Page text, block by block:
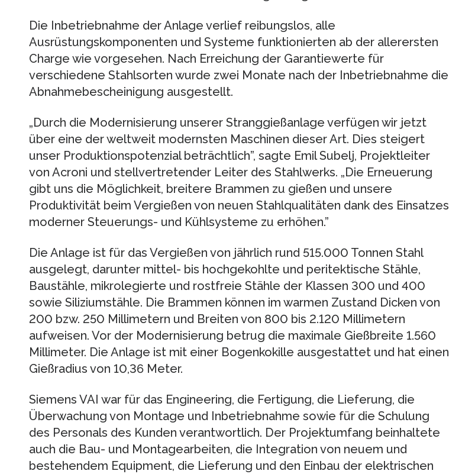
Die Inbetriebnahme der Anlage verlief reibungslos, alle
Ausrüstungskomponenten und Systeme funktionierten ab der allerersten
Charge wie vorgesehen. Nach Erreichung der Garantiewerte für
verschiedene Stahlsorten wurde zwei Monate nach der Inbetriebnahme die
Abnahmebescheinigung ausgestellt.
„Durch die Modernisierung unserer Stranggießanlage verfügen wir jetzt
über eine der weltweit modernsten Maschinen dieser Art. Dies steigert
unser Produktionspotenzial beträchtlich”, sagte Emil Subelj, Projektleiter
von Acroni und stellvertretender Leiter des Stahlwerks. „Die Erneuerung
gibt uns die Möglichkeit, breitere Brammen zu gießen und unsere
Produktivität beim Vergießen von neuen Stahlqualitäten dank des Einsatzes
moderner Steuerungs- und Kühlsysteme zu erhöhen.”
Die Anlage ist für das Vergießen von jährlich rund 515.000 Tonnen Stahl
ausgelegt, darunter mittel- bis hochgekohlte und peritektische Stähle,
Baustähle, mikrolegierte und rostfreie Stähle der Klassen 300 und 400
sowie Siliziumstähle. Die Brammen können im warmen Zustand Dicken von
200 bzw. 250 Millimetern und Breiten von 800 bis 2.120 Millimetern
aufweisen. Vor der Modernisierung betrug die maximale Gießbreite 1.560
Millimeter. Die Anlage ist mit einer Bogenkokille ausgestattet und hat einen
Gießradius von 10,36 Meter.
Siemens VAI war für das Engineering, die Fertigung, die Lieferung, die
Überwachung von Montage und Inbetriebnahme sowie für die Schulung
des Personals des Kunden verantwortlich. Der Projektumfang beinhaltete
auch die Bau- und Montagearbeiten, die Integration von neuem und
bestehendem Equipment, die Lieferung und den Einbau der elektrischen